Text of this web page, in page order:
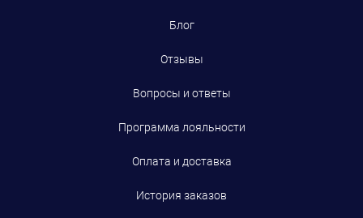
Блог
Отзывы
Вопросы и ответы
Программа лояльности
Оплата и доставка
История заказов